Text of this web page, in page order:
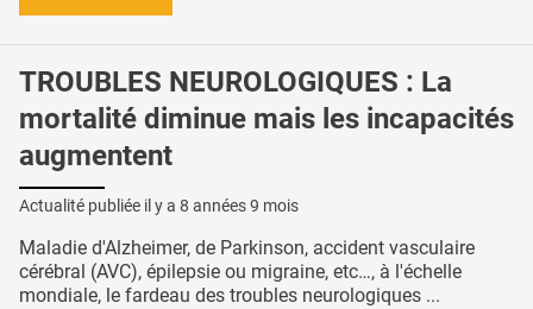
TROUBLES NEUROLOGIQUES : La
mortalité diminue mais les incapacités
augmentent
Actualité publiée il y a 8 années 9 mois
Maladie d'Alzheimer, de Parkinson, accident vasculaire
cérébral (AVC), épilepsie ou migraine, etc…, à l'échelle
mondiale, le fardeau des troubles neurologiques ...